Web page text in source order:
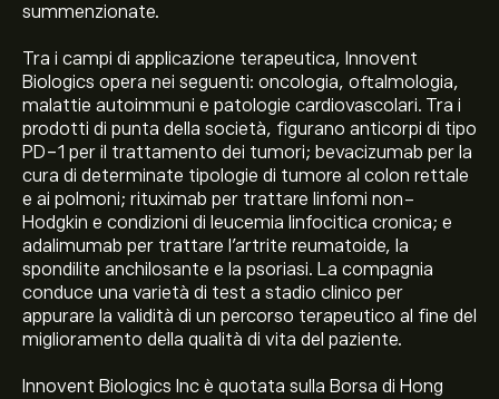
summenzionate.
Tra i campi di applicazione terapeutica, Innovent
Biologics opera nei seguenti: oncologia, oftalmologia,
malattie autoimmuni e patologie cardiovascolari. Tra i
prodotti di punta della società, figurano anticorpi di tipo
PD-1 per il trattamento dei tumori; bevacizumab per la
cura di determinate tipologie di tumore al colon rettale
e ai polmoni; rituximab per trattare linfomi non-
Hodgkin e condizioni di leucemia linfocitica cronica; e
adalimumab per trattare l’artrite reumatoide, la
spondilite anchilosante e la psoriasi. La compagnia
conduce una varietà di test a stadio clinico per
appurare la validità di un percorso terapeutico al fine del
miglioramento della qualità di vita del paziente.
Innovent Biologics Inc è quotata sulla Borsa di Hong